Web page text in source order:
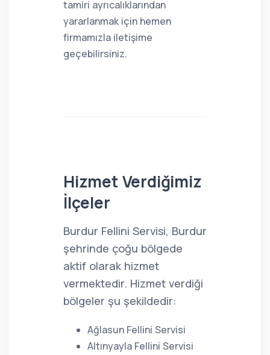
tamiri ayrıcalıklarından
yararlanmak için hemen
firmamızla iletişime
geçebilirsiniz.
Hizmet Verdiğimiz
İlçeler
Burdur Fellini Servisi, Burdur
şehrinde çoğu bölgede
aktif olarak hizmet
vermektedir. Hizmet verdiği
bölgeler şu şekildedir:
Ağlasun Fellini Servisi
Altınyayla Fellini Servisi